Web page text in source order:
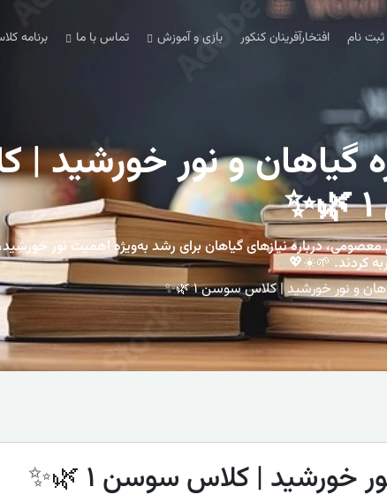
نام افتخارآفرینان کنکور بازی و آموزش تماس با ما برنامه
گیاهان و نور خورشید |
آموزگار مهربانشان، خانم معصومی، درباره نیازهای گیاهان برای رشد به‌ویژه اهمیت
کردند. 🌱☀️💖
و نور خورشید | کلاس سوسن ۱ 🌿✨
| کلاس سوسن ۱ 🌿✨